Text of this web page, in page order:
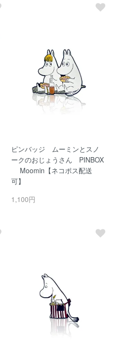
ピンバッジ ムーミンとスノ
ークのおじょうさん PINBOX
Moomin【ネコポス配送
可】
1,100円